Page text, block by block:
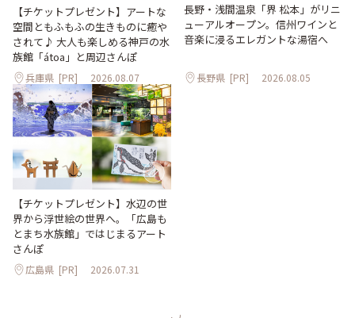
【チケットプレゼント】アートな
空間ともふもふの生きものに癒や
されて♪ 大人も楽しめる神戸の水
族館「átoa」と周辺さんぽ
兵庫県 [PR] 2026.08.07
長野・浅間温泉「界 松本」がリニ
ューアルオープン。信州ワインと
音楽に浸るエレガントな湯宿へ
長野県 [PR] 2026.08.05
【チケットプレゼント】水辺の世
界から浮世絵の世界へ。「広島も
とまち水族館」ではじまるアート
さんぽ
広島県 [PR] 2026.07.31